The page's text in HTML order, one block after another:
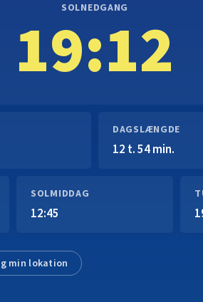
SOLNEDGANG
19:12
DAGSLÆNGDE
12 t. 54 min.
SOLMIDDAG
12:45
min lokation